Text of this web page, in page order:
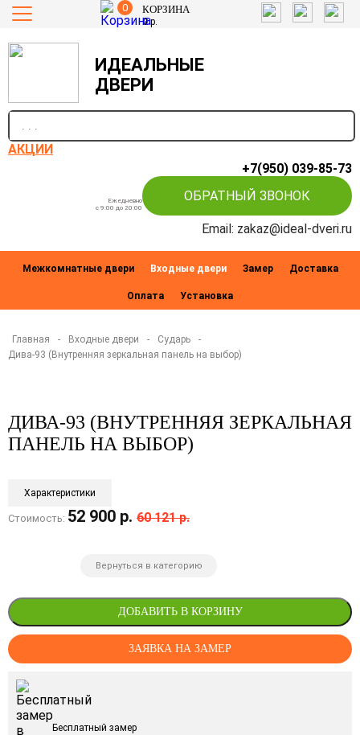
0 КОРЗИНА
0р.
ИДЕАЛЬНЫЕ
ДВЕРИ
АКЦИИ
+7(950) 039-85-73
Ежедневно
c 9:00 до 20:00
ОБРАТНЫЙ ЗВОНОК
Email: zakaz@ideal-dveri.ru
Межкомнатные двери Входные двери Замер Доставка
Оплата Установка
Главная - Входные двери - Сударь
-
Дива-93 (Внутренняя зеркальная панель на выбор)
ДИВА-93 (ВНУТРЕННЯЯ ЗЕРКАЛЬНАЯ
ПАНЕЛЬ НА ВЫБОР)
Характеристики
Стоимость: 52 900 р. 60 121 р.
Вернуться в категорию
ДОБАВИТЬ В КОРЗИНУ
ЗАЯВКА НА ЗАМЕР
Бесплатный замер